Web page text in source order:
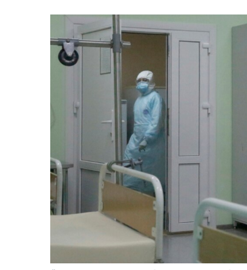
FƏRQƏ BAX
QANUNI DOĞRU
ARAŞDIRMA
KARIKATURA
AZƏRBAYCAN ƏDƏBIYYATI KITABXANASI
İSLAM VƏ DEMOKRATIYA
İZ - MƏDƏNIYYƏT PROQRAMI
PEŞƏ ETIKASI VƏ JURNALISTIKA
STANDARTLARIMIZ
MATERIALLARIMIZDAN ISTIFADƏ
AZADLIQRADIOSU MOBIL TELEFONUNUZDA
BIZIMLƏ ƏLAQƏ